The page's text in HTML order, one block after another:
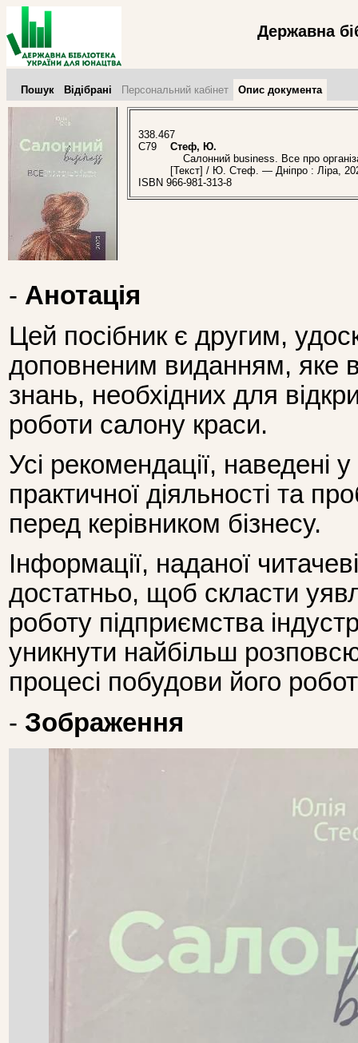
Державна
Пошук Відібрані Персональний кабінет Опис документа
338.467
С79
Стеф, Ю.
Салонний business. Все про
[Текст] / Ю. Стеф. — Дніпро : Ліра,
ISBN 966-981-313-8
- Анотація
Цей посібник є другим,
доповненим виданням, яке
знань, необхідних для
роботи салону краси.
Усі рекомендації, наведені
практичної діяльності та
перед керівником бізнесу.
Інформації, наданої
достатньо, щоб скласти
роботу підприємства
уникнути найбільш
процесі побудови його
- Зображення